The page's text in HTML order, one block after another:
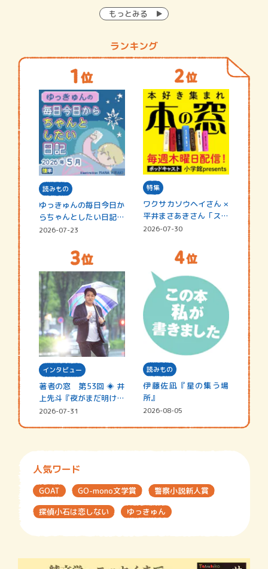
もっとみる
ランキング
読みもの
ゆっきゅんの毎日今日か
らちゃんとしたい日記
☆202…
2026-07-23
特集
ワクサカソウヘイさん ×
平井まさあきさん「スペ
シャ…
2026-07-30
インタビュー
著者の窓 第53回 ◈ 井
上先斗『夜がまだ明けな
い』
2026-07-31
読みもの
伊藤佐凪『星の集う場
所』
2026-08-05
人気ワード
GOAT GO-mono文学賞
警察小説新人賞
探偵小石は恋しない
ゆっきゅん